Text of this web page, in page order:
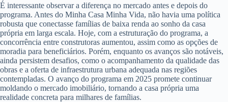
É interessante observar a diferença no mercado antes e depois do
programa. Antes do Minha Casa Minha Vida, não havia uma política
robusta que conectasse famílias de baixa renda ao sonho da casa
própria em larga escala. Hoje, com a estruturação do programa, a
concorrência entre construtoras aumentou, assim como as opções de
moradia para beneficiários. Porém, enquanto os avanços são notáveis,
ainda persistem desafios, como o acompanhamento da qualidade das
obras e a oferta de infraestrutura urbana adequada nas regiões
contempladas. O avanço do programa em 2025 promete continuar
moldando o mercado imobiliário, tornando a casa própria uma
realidade concreta para milhares de famílias.